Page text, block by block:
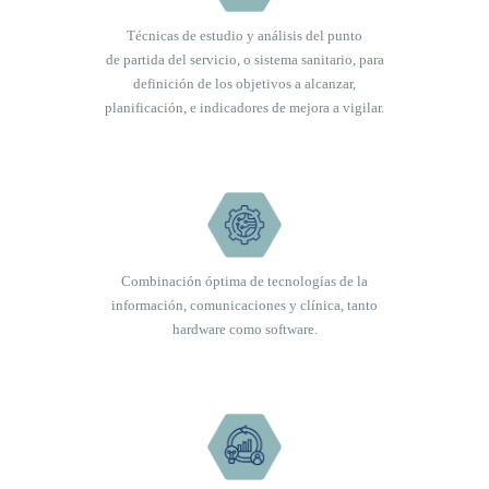
Técnicas de estudio y análisis del punto
de partida del servicio, o sistema sanitario, para
definición de los objetivos a alcanzar,
planificación, e indicadores de mejora a vigilar.
Combinación óptima de tecnologías de la
información, comunicaciones y clínica, tanto
hardware como software.